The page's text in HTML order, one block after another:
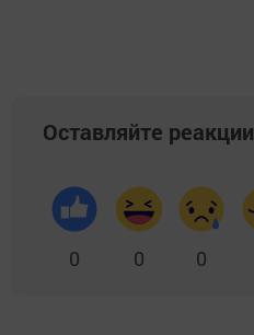
Оставляйте реакции
0 0 0